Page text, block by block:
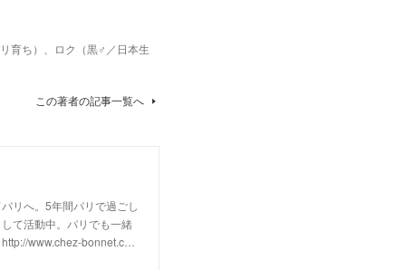
育ち）、ロク（黒♂／日本生
この著者の記事一覧へ
リへ。5年間パリで過ごし
て活動中。パリでも一緒
www.chez-bonnet.c…